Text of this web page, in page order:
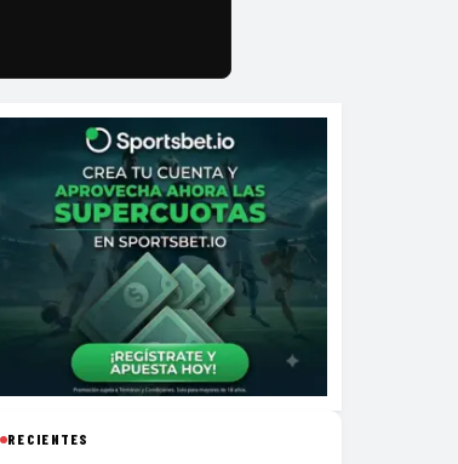
RECIENTES